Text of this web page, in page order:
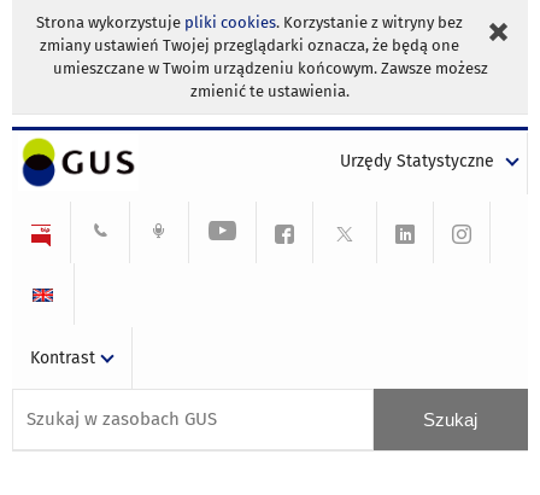
Strona wykorzystuje pliki cookies. Korzystanie z witryny bez
zmiany ustawień Twojej przeglądarki oznacza, że będą one
umieszczane w Twoim urządzeniu końcowym. Zawsze możesz
zmienić te ustawienia.
Urzędy Statystyczne
Kontrast